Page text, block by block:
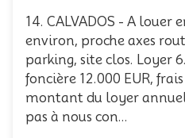
14. CALVADOS - A louer
environ, proche axes
parking, site clos. Loyer
foncière 12.000 EUR,
montant du loyer annuel
pas à nous con...